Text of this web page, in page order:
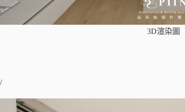
3D渲染圖
/